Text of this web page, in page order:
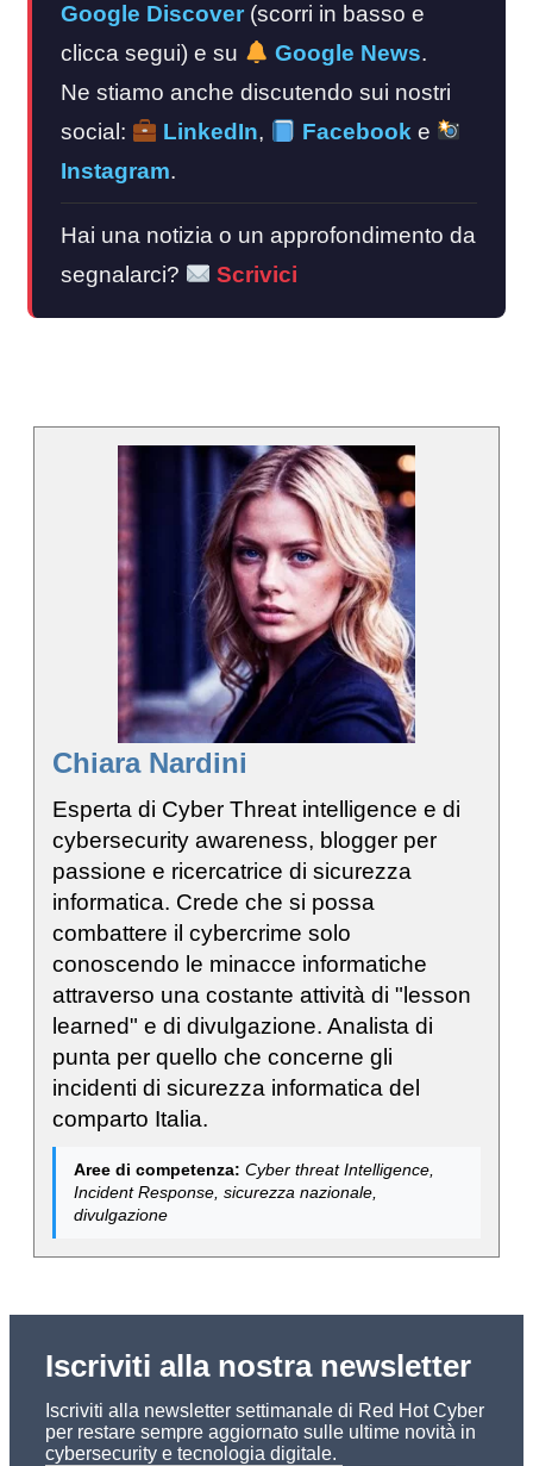
Google Discover (scorri in basso e
clicca segui) e su
Google News.
Ne stiamo anche discutendo sui nostri
social:
LinkedIn, Facebook e
Instagram.
Hai una notizia o un approfondimento da
segnalarci?
Scrivici
Chiara Nardini
Esperta di Cyber Threat intelligence e di
cybersecurity awareness, blogger per
passione e ricercatrice di sicurezza
informatica. Crede che si possa
combattere il cybercrime solo
conoscendo le minacce informatiche
attraverso una costante attività di "lesson
learned" e di divulgazione. Analista di
punta per quello che concerne gli
incidenti di sicurezza informatica del
comparto Italia.
Aree di competenza: Cyber threat Intelligence,
Incident Response, sicurezza nazionale,
divulgazione
Iscriviti alla nostra newsletter
Iscriviti alla newsletter settimanale di Red Hot Cyber
per restare sempre aggiornato sulle ultime novità in
cybersecurity e tecnologia digitale.